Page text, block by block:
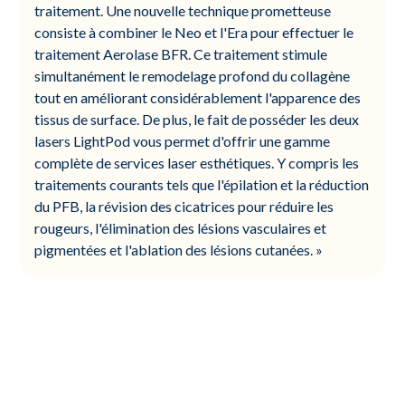
traitement. Une nouvelle technique prometteuse
consiste à combiner le Neo et l'Era pour effectuer le
traitement Aerolase BFR. Ce traitement stimule
simultanément le remodelage profond du collagène
tout en améliorant considérablement l'apparence des
tissus de surface. De plus, le fait de posséder les deux
lasers LightPod vous permet d'offrir une gamme
complète de services laser esthétiques. Y compris les
traitements courants tels que l'épilation et la réduction
du PFB, la révision des cicatrices pour réduire les
rougeurs, l'élimination des lésions vasculaires et
pigmentées et l'ablation des lésions cutanées. »